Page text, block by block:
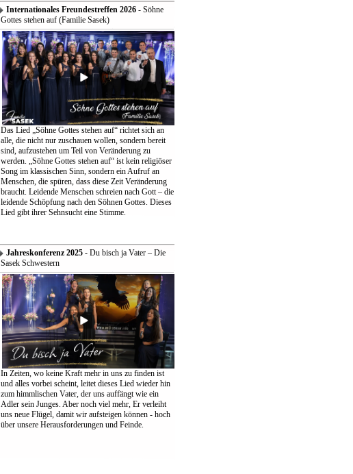
Internationales Freundestreffen 2026- Söhne
Gottes stehen auf (Familie Sasek)
Das Lied „Söhne Gottes stehen auf“ richtet sich an
alle, die nicht nur zuschauen wollen, sondern bereit
sind, aufzustehen um Teil von Veränderung zu
werden. „Söhne Gottes stehen auf“ ist kein religiöser
Song im klassischen Sinn, sondern ein Aufruf an
Menschen, die spüren, dass diese Zeit Veränderung
braucht. Leidende Menschen schreien nach Gott – die
leidende Schöpfung nach den Söhnen Gottes. Dieses
Lied gibt ihrer Sehnsucht eine Stimme.
Jahreskonferenz 2025- Du bisch ja Vater – Die
Sasek Schwestern
In Zeiten, wo keine Kraft mehr in uns zu finden ist
und alles vorbei scheint, leitet dieses Lied wieder hin
zum himmlischen Vater, der uns auffängt wie ein
Adler sein Junges. Aber noch viel mehr, Er verleiht
uns neue Flügel, damit wir aufsteigen können - hoch
über unsere Herausforderungen und Feinde.